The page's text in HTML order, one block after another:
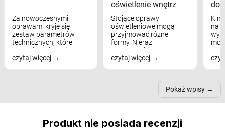
Za nowoczesnymi
oprawami kryje się
zestaw parametrów
technicznych, które
bezpośrednio wpływają
na komfort widzenia,
czytaj więcej
oświetlenie wnętrz
Stojące oprawy
oświetleniowe mogą
przyjmować różne
formy. Nieraz
wspominaliśmy już
modele na łukowych
nich może przydać się w
czytaj więcej
na
Pokaż wpisy
Produkt nie posiada recenzji